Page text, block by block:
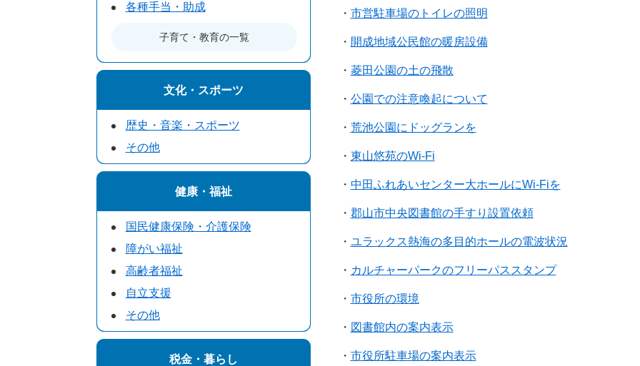
・ 市営駐車場のトイレの照明
・ 開成地域公民館の暖房設備
・ 菱田公園の土の飛散
・ 公園での注意喚起について
・ 荒池公園にドッグランを
・ 東山悠苑のWi-Fi
・ 中田ふれあいセンター大ホールにWi-Fiを
・ 郡山市中央図書館の手すり設置依頼
・ ユラックス熱海の多目的ホールの電波状況
・ カルチャーパークのフリーパススタンプ
・ 市役所の環境
・ 図書館内の案内表示
・ 市役所駐車場の案内表示
各種手当・助成
子育て・教育の一覧
文化・スポーツ
歴史・音楽・スポーツ
その他
健康・福祉
国民健康保険・介護保険
障がい福祉
高齢者福祉
自立支援
その他
税金・暮らし